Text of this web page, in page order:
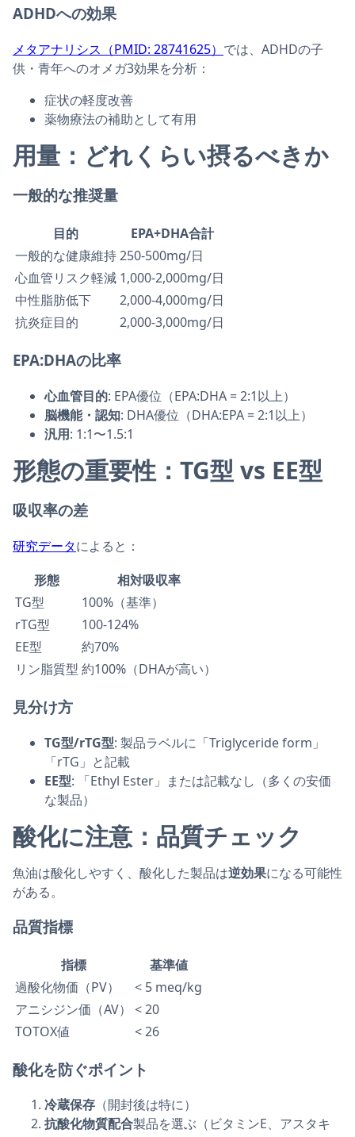
ADHDへの効果
メタアナリシス（PMID: 28741625） では、ADHDの子
供・青年へのオメガ3効果を分析：
症状の軽度改善
薬物療法の補助として有用
用量：どれくらい摂るべきか
一般的な推奨量
目的
EPA+DHA合計
一般的な健康維持250-500mg/日
心血管リスク軽減 1,000-2,000mg/日
中性脂肪低下
2,000-4,000mg/日
抗炎症目的
2,000-3,000mg/日
EPA:DHAの比率
心血管目的: EPA優位（EPA:DHA = 2:1以上）
脳機能・認知: DHA優位（DHA:EPA = 2:1以上）
汎用: 1:1〜1.5:1
形態の重要性：TG型 vs EE型
吸収率の差
研究データによると：
形態
相対吸収率
TG型
100%（基準）
rTG型
100-124%
EE型
約70%
リン脂質型 約100%（DHAが高い）
見分け方
TG型/rTG型: 製品ラベルに「Triglyceride form」
「rTG」と記載
EE型: 「Ethyl Ester」または記載なし（多くの安価
な製品）
酸化に注意：品質チェック
魚油は酸化しやすく、酸化した製品は逆効果になる可能性
がある。
品質指標
指標
基準値
過酸化物価（PV）
< 5 meq/kg
アニシジン価（AV）
< 20
TOTOX値
< 26
酸化を防ぐポイント
冷蔵保存 （開封後は特に）
抗酸化物質配合製品を選ぶ（ビタミンE、アスタキ